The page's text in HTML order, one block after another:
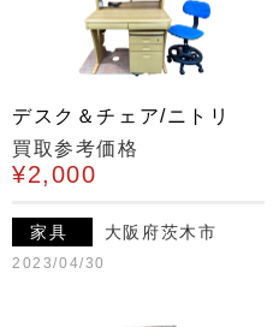
デスク＆チェア/ニトリ
買取参考価格
¥2,000
家具 大阪府茨木市
2023/04/30